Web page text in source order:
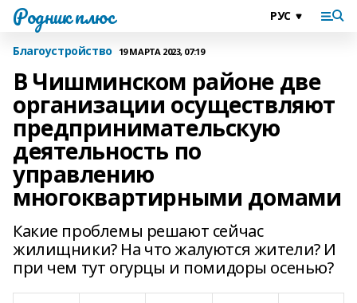
Родник плюс
Благоустройство 19 МАРТА 2023, 07:19
В Чишминском районе две
организации осуществляют
предпринимательскую
деятельность по
управлению
многоквартирными домами
Какие проблемы решают сейчас
жилищники? На что жалуются жители? И
при чем тут огурцы и помидоры осенью?